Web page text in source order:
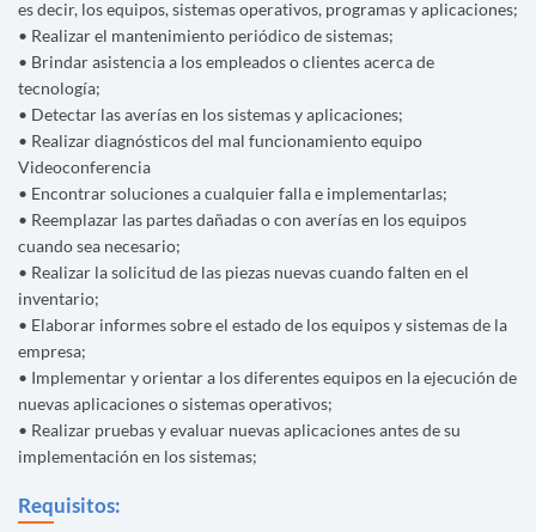
es decir, los equipos, sistemas operativos, programas y aplicaciones;
• Realizar el mantenimiento periódico de sistemas;
• Brindar asistencia a los empleados o clientes acerca de
tecnología;
• Detectar las averías en los sistemas y aplicaciones;
• Realizar diagnósticos del mal funcionamiento equipo
Videoconferencia
• Encontrar soluciones a cualquier falla e implementarlas;
• Reemplazar las partes dañadas o con averías en los equipos
cuando sea necesario;
• Realizar la solicitud de las piezas nuevas cuando falten en el
inventario;
• Elaborar informes sobre el estado de los equipos y sistemas de la
empresa;
• Implementar y orientar a los diferentes equipos en la ejecución de
nuevas aplicaciones o sistemas operativos;
• Realizar pruebas y evaluar nuevas aplicaciones antes de su
implementación en los sistemas;
Requisitos: